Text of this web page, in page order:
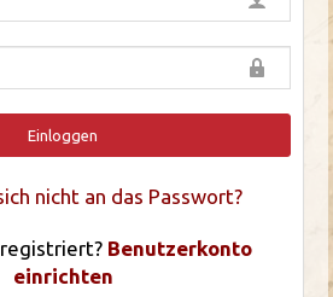
Einloggen
nicht an das Passwort?
registriert? Benutzerkonto
einrichten